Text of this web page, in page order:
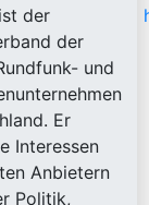
der
der
und
Er
Interessen
Anbietern
Politik,